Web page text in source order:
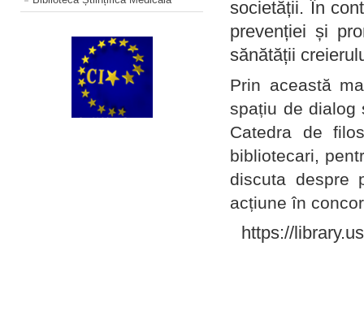
societății. În
prevenției și
sănătății
Prin această
spațiu de dialog
Catedra de
bibliotecari,
discuta despre
acțiune în
https://